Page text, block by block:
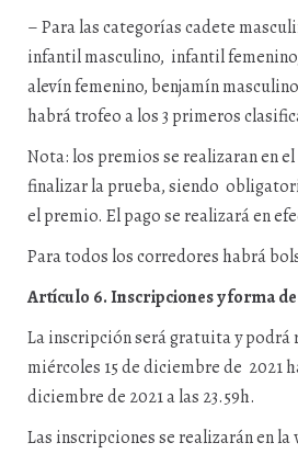
–Para las categorías cadete
infantil masculino, infantil
alevín femenino, benjamín
habrá trofeo a los 3 primeros
Nota: los premios se realizaran en
finalizar la prueba, siendo
el premio. El pago se realizará en
Para todos los corredores habrá
Artículo 6. Inscripciones y forma
La inscripción será gratuita y podrá
miércoles 15 de diciembre de 2021
diciembre de 2021 a las 23.59h.
Las inscripciones se realizarán en la